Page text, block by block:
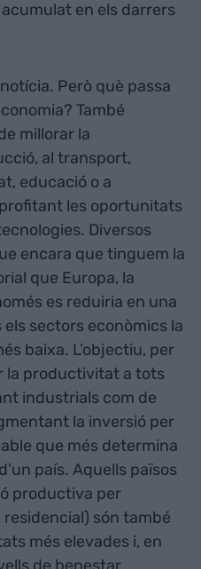
en els darrers
Però què passa
També
millorar la
al transport,
educació o a
les oportunitats
Diversos
encara que tinguem la
que Europa, la
es reduiria en una
sectors econòmics la
baixa. L’objectiu, per
la productivitat a tots
industrials com de
la inversió per
que més determina
país. Aquells països
productiva per
residencial) són també
més elevades i, en